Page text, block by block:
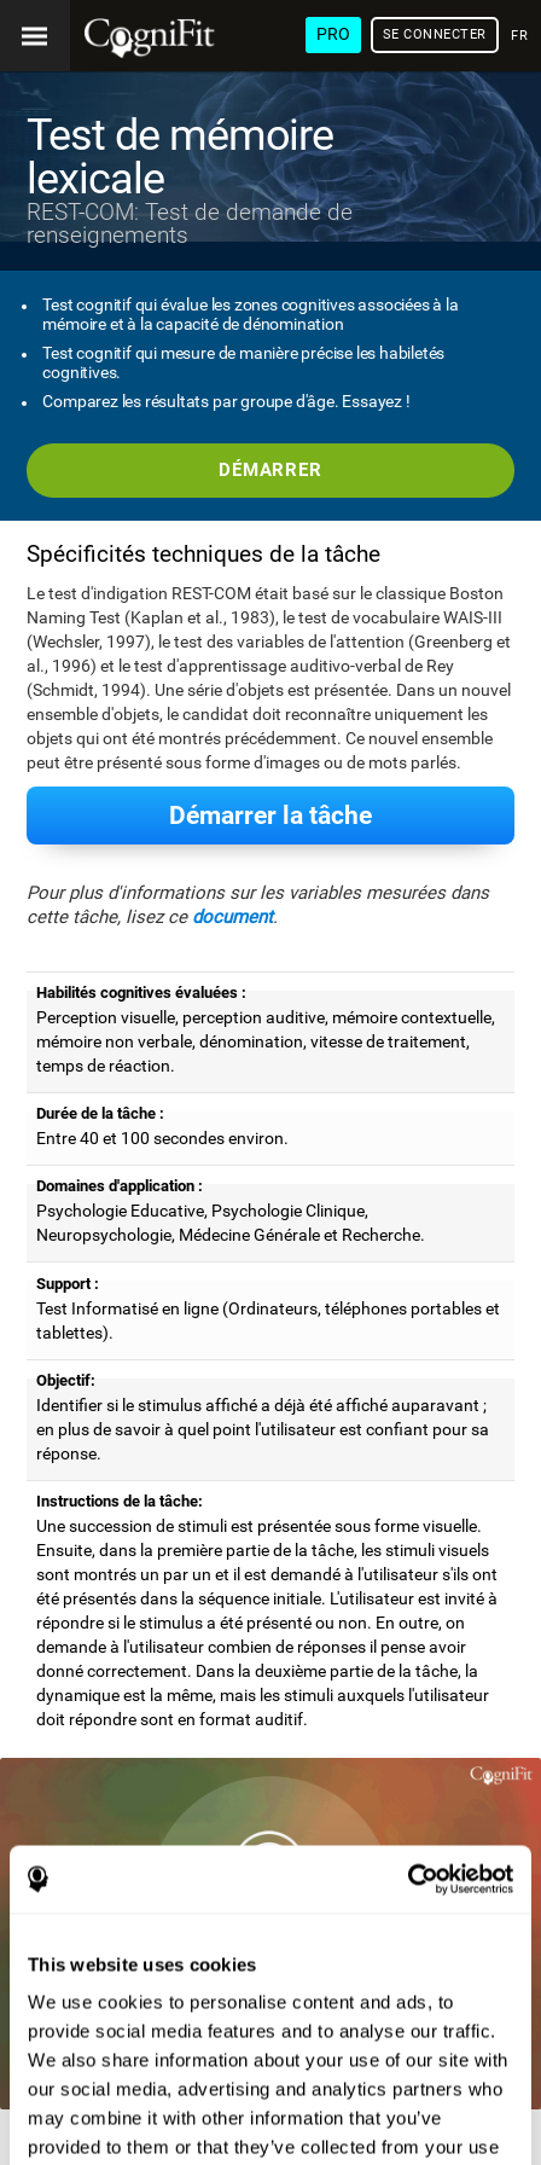
This website uses cookies
We use cookies to personalise content and ads, to
provide social media features and to analyse our traffic.
We also share information about your use of our site with
our social media, advertising and analytics partners who
may combine it with other information that you’ve
provided to them or that they’ve collected from your use
PRO SE CONNECTER
Test de mémoire
lexicale
REST-COM: Test de demande de
renseignements
Test cognitif qui évalue les zones cognitives associées à la
mémoire et à la capacité de dénomination
Test cognitif qui mesure de manière précise les habiletés
cognitives.
Comparez les résultats par groupe d'âge. Essayez !
DÉMARRER
Spécificités techniques de la tâche
Le test d'indigation REST-COM était basé sur le classique Boston
Naming Test (Kaplan et al., 1983), le test de vocabulaire WAIS-III
(Wechsler, 1997), le test des variables de l'attention (Greenberg et
al., 1996) et le test d'apprentissage auditivo-verbal de Rey
(Schmidt, 1994). Une série d'objets est présentée. Dans un nouvel
ensemble d'objets, le candidat doit reconnaître uniquement les
objets qui ont été montrés précédemment. Ce nouvel ensemble
peut être présenté sous forme d'images ou de mots parlés.
Démarrer la tâche
Pour plus d'informations sur les variables mesurées dans
cette tâche, lisez ce document.
Habilités cognitives évaluées :
Perception visuelle, perception auditive, mémoire contextuelle,
mémoire non verbale, dénomination, vitesse de traitement,
temps de réaction.
Durée de la tâche :
Entre 40 et 100 secondes environ.
Domaines d'application :
Psychologie Educative, Psychologie Clinique,
Neuropsychologie, Médecine Générale et Recherche.
Support :
Test Informatisé en ligne (Ordinateurs, téléphones portables et
tablettes).
Objectif:
Identifier si le stimulus affiché a déjà été affiché auparavant ;
en plus de savoir à quel point l'utilisateur est confiant pour sa
réponse.
Instructions de la tâche:
Une succession de stimuli est présentée sous forme visuelle.
Ensuite, dans la première partie de la tâche, les stimuli visuels
sont montrés un par un et il est demandé à l'utilisateur s'ils ont
été présentés dans la séquence initiale. L'utilisateur est invité à
répondre si le stimulus a été présenté ou non. En outre, on
demande à l'utilisateur combien de réponses il pense avoir
donné correctement. Dans la deuxième partie de la tâche, la
dynamique est la même, mais les stimuli auxquels l'utilisateur
doit répondre sont en format auditif.